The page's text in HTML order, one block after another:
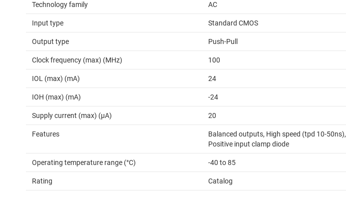
Technology family AC
Input type Standard CMOS
Output type Push-Pull
Clock frequency (max) (MHz) 100
IOL (max) (mA) 24
IOH (max) (mA) -24
Supply current (max) (µA) 20
Features
Balanced outputs, High speed (tpd 10-50ns),
Positive input clamp diode
Operating temperature range (°C) -40 to 85
Rating Catalog